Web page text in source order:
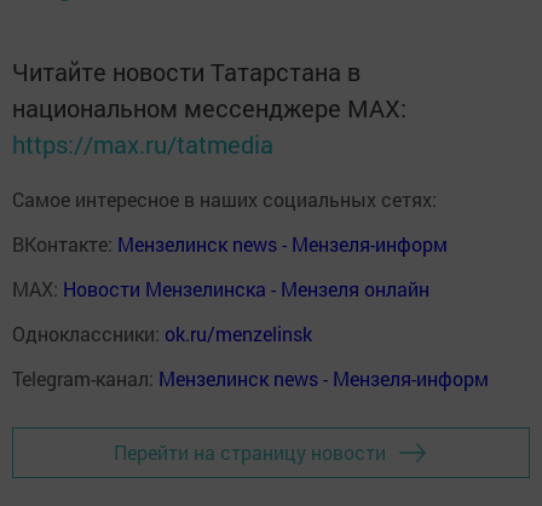
Читайте новости Татарстана в
национальном мессенджере MАХ:
https://max.ru/tatmedia
Самое интересное в наших социальных сетях:
ВКонтакте: Мензелинск news - Мензеля-информ
MAX: Новости Мензелинска - Мензеля онлайн
Одноклассники: ok.ru/menzelinsk
Telegram-канал: Мензелинск news - Мензеля-информ
Перейти на страницу новости